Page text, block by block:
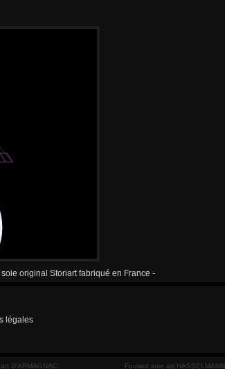
original Storiart fabriqué en France -
légales
D'ARMAGNAC Foulard soie art HASSELMANN